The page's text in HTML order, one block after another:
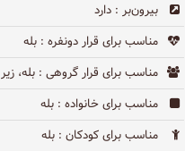
بیرون‌بر : دارد
مناسب برای قرار دونفره : بله
مناسب برای قرار گروهی : بله، زیر ۲۰ نفر
مناسب برای خانواده : بله
مناسب برای کودکان : بله